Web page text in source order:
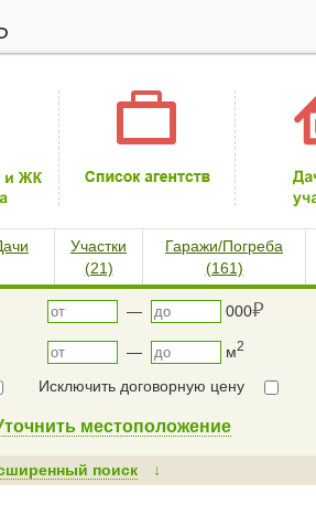
Участки
(21)
Гаражи/Погреба
(161)
— 000⃏
— м2
Исключить договорную цену
местоположение
поиск ↓